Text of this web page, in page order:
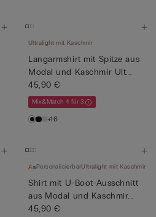
Ultralight mit Kaschmir
Langarmshirt mit Spitze aus
Modal und Kaschmir Ult...
45,90 €
Mix&Match 4 für 3
+16
PersonalisierbarUltralight mit Kaschmir
Shirt mit U-Boot-Ausschnitt
aus Modal und Kaschmir...
45,90 €